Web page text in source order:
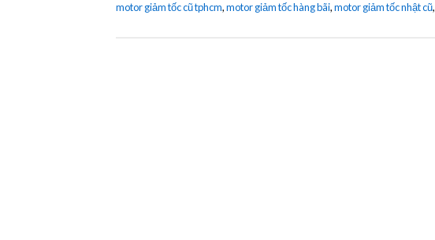
motor giảm tốc cũ tphcm,motor giảm tốc hàng bãi,motor giảm tốc nhật cũ,